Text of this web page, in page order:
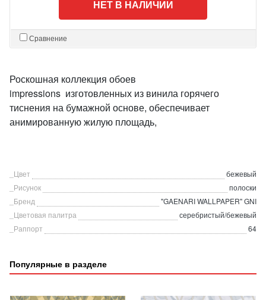
НЕТ В НАЛИЧИИ
Сравнение
Роскошная коллекция обоев
impressions изготовленных из винила горячего
тиснения на бумажной основе, обеспечивает
анимированную жилую площадь,
_Цвет
бежевый
_Рисунок
полоски
_Бренд
"GAENARI WALLPAPER" GNI
_Цветовая палитра
серебристый/бежевый
_Раппорт
64
Популярные в разделе